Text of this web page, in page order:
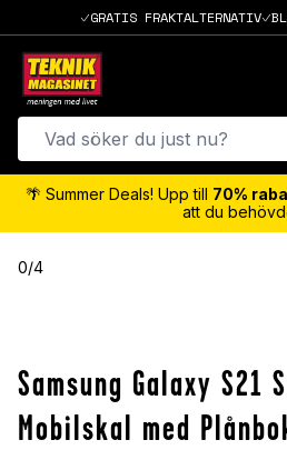
GRATIS FRAKTALTERNATIV
🌴 Summer Deals! Upp till 70%
att du
0/4
Samsung Galaxy
Mobilskal med